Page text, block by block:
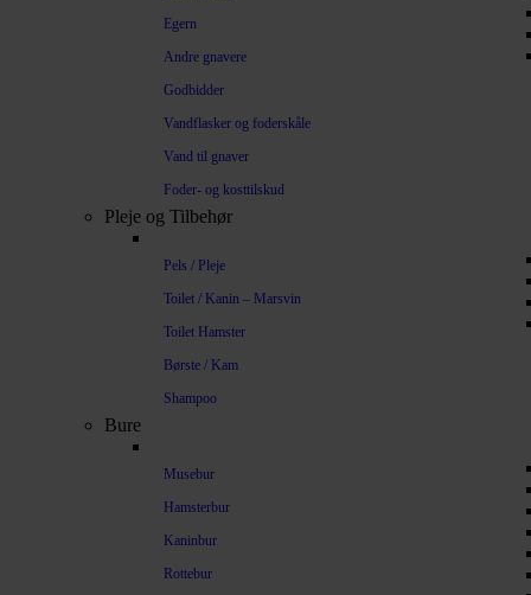
Egern
Andre gnavere
Godbidder
Vandflasker og foderskåle
Vand til gnaver
Foder- og kosttilskud
Pleje og Tilbehør
Pels / Pleje
Toilet / Kanin – Marsvin
Toilet Hamster
Børste / Kam
Shampoo
Bure
Musebur
Hamsterbur
Kaninbur
Rottebur